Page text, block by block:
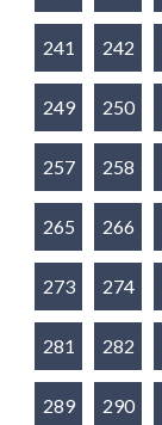
241 242
249 250
257 258
265 266
273 274
281 282
289 290